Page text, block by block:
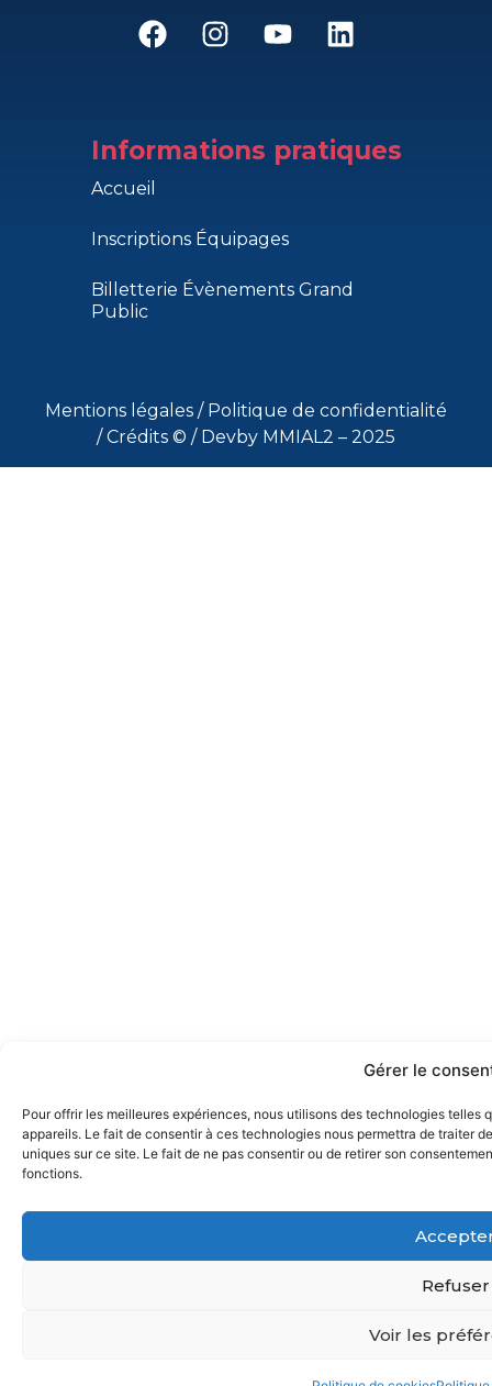
Gérer le
Pour offrir les meilleures expériences, nous utilisons des technologies
appareils. Le fait de consentir à ces technologies nous permettra de traiter
uniques sur ce site. Le fait de ne pas consentir ou de retirer son
fonctions.
Refuser
Voir les
Accueil
Inscriptions Équipages
Billetterie Évènements Grand
Public
Informations pratiques
Mentions légales / Politique de confidentialité
/Crédits © / Devby MMIAL2 – 2025